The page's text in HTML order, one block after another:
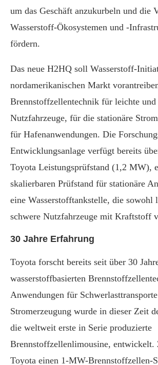
um das Geschäft anzukurbeln und die
Wasserstoff-Ökosystemen und -
fördern.
Das neue H2HQ soll Wasserstoff-
nordamerikanischen Markt
Brennstoffzellentechnik für leichte und
Nutzfahrzeuge, für die stationäre
für Hafenanwendungen. Die
Entwicklungsanlage verfügt bereits
Toyota Leistungsprüfstand (1,2 MW),
skalierbaren Prüfstand für stationäre
eine Wasserstofftankstelle, die sowohl
schwere Nutzfahrzeuge mit Kraftstoff
30 Jahre Erfahrung
Toyota forscht bereits seit über 30
wasserstoffbasierten
Anwendungen für
Stromerzeugung wurde in dieser Zeit
die weltweit erste in Serie produzierte
Brennstoffzellenlimousine, entwickelt.
Toyota einen 1-MW-Brennstoffzellen-